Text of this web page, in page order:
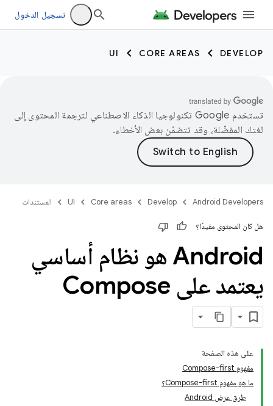
تسجيل الدخول
DEVELOP
CORE AREAS
UI
تستخدم Google تكنولوجيا الذكاء الاصطناعي لترجمة المحتوى إلى
لغتك المفضّلة، وقد تتضمّن بعض الأخطاء.
Android Developers
Develop
Core areas
UI المستندات
هل كان المحتوى مفيدًا؟
‫Android هو نظام أساسي
يعتمد على Compose
على هذه الصفحة
مفهوم Compose-first
ما هو مفهوم Compose-first؟
طرق عرض Android